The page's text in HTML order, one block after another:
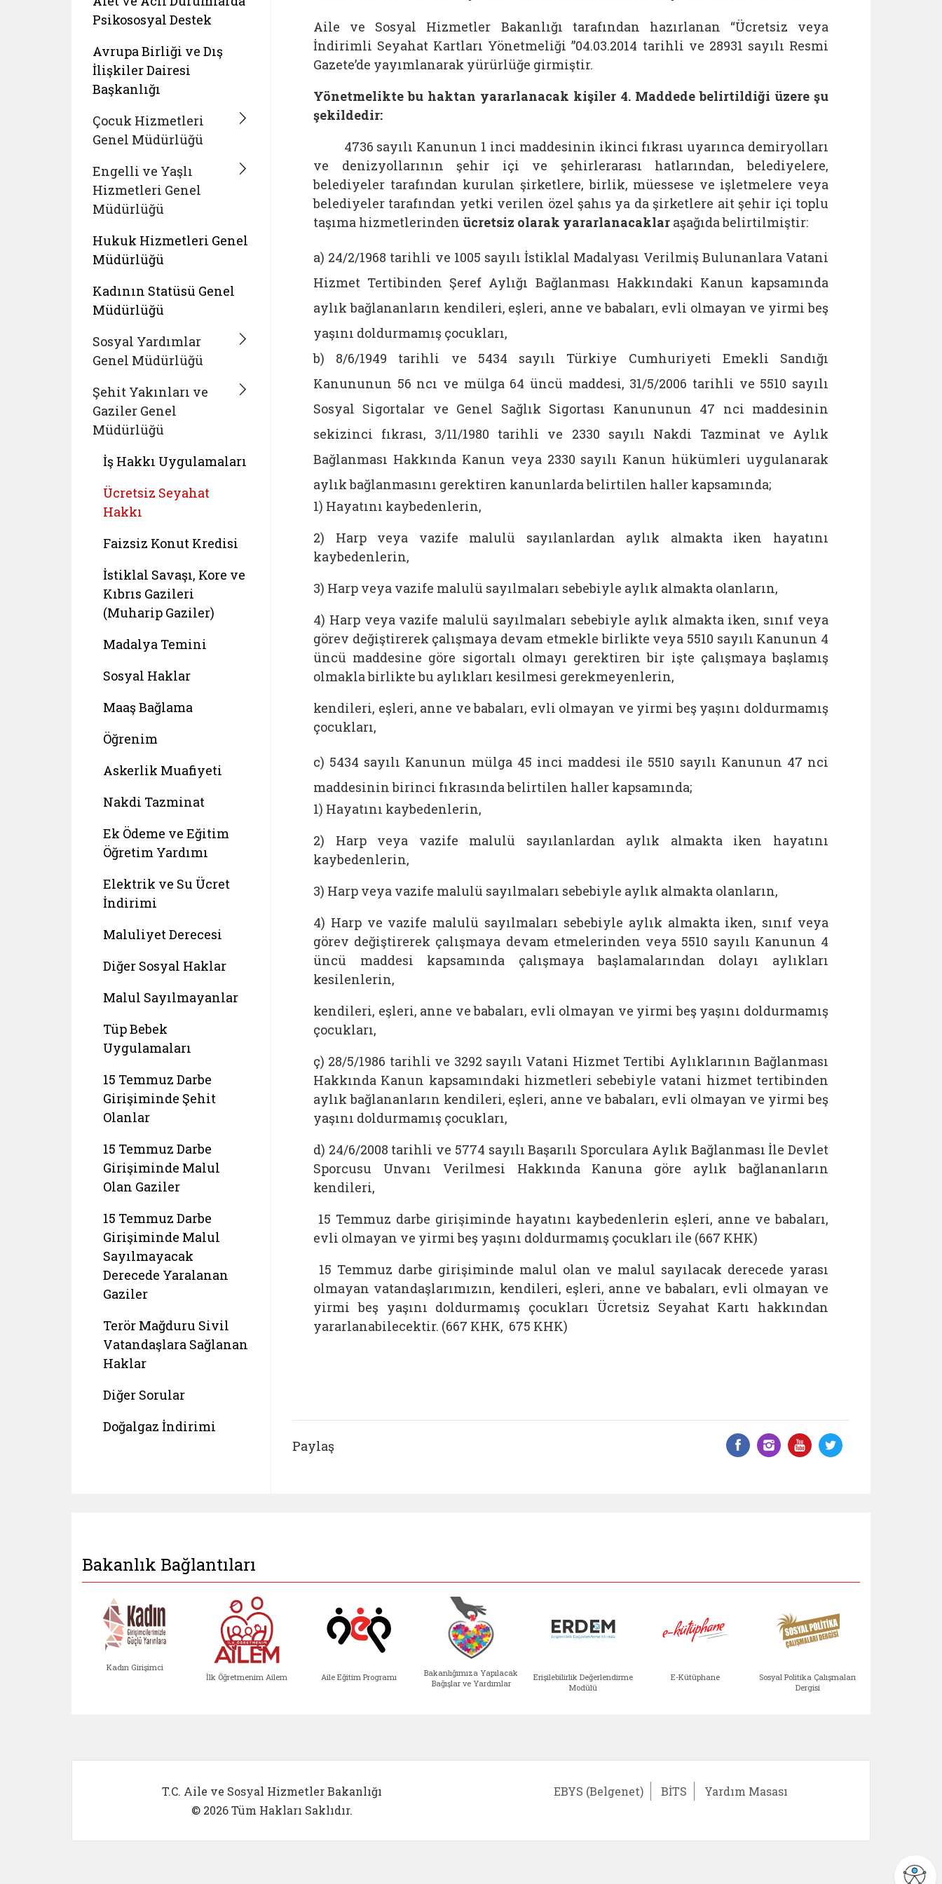
Psikososyal Destek
Avrupa Birliği ve Dış
İlişkiler Dairesi
Başkanlığı
Çocuk Hizmetleri
Genel Müdürlüğü
Engelli ve Yaşlı
Hizmetleri Genel
Müdürlüğü
Hukuk Hizmetleri Genel
Müdürlüğü
Kadının Statüsü Genel
Müdürlüğü
Sosyal Yardımlar
Genel Müdürlüğü
Şehit Yakınları ve
Gaziler Genel
Müdürlüğü
İş Hakkı Uygulamaları
Ücretsiz Seyahat
Hakkı
Faizsiz Konut Kredisi
İstiklal Savaşı, Kore ve
Kıbrıs Gazileri
(Muharip Gaziler)
Madalya Temini
Sosyal Haklar
Maaş Bağlama
Öğrenim
Askerlik Muafiyeti
Nakdi Tazminat
Ek Ödeme ve Eğitim
Öğretim Yardımı
Elektrik ve Su Ücret
İndirimi
Maluliyet Derecesi
Diğer Sosyal Haklar
Malul Sayılmayanlar
Tüp Bebek
Uygulamaları
15 Temmuz Darbe
Girişiminde Şehit
Olanlar
15 Temmuz Darbe
Girişiminde Malul
Olan Gaziler
15 Temmuz Darbe
Girişiminde Malul
Sayılmayacak
Derecede Yaralanan
Gaziler
Terör Mağduru Sivil
Vatandaşlara Sağlanan
Haklar
Diğer Sorular
Doğalgaz İndirimi
Aile ve Sosyal Hizmetler Bakanlığı tarafından hazırlanan “Ücretsiz veya
İndirimli Seyahat Kartları Yönetmeliği ”04.03.2014 tarihli ve 28931 sayılı Resmi
Gazete’de yayımlanarak yürürlüğe girmiştir.
Yönetmelikte bu haktan yararlanacak kişiler 4. Maddede belirtildiği üzere şu
şekildedir:
4736 sayılı Kanunun 1 inci maddesinin ikinci fıkrası uyarınca demiryolları
ve denizyollarının şehir içi ve şehirlerarası hatlarından, belediyelere,
belediyeler tarafından kurulan şirketlere, birlik, müessese ve işletmelere veya
belediyeler tarafından yetki verilen özel şahıs ya da şirketlere ait şehir içi toplu
taşıma hizmetlerinden ücretsiz olarak yararlanacaklar aşağıda belirtilmiştir:
a) 24/2/1968 tarihli ve 1005 sayılı İstiklal Madalyası Verilmiş Bulunanlara Vatani
Hizmet Tertibinden Şeref Aylığı Bağlanması Hakkındaki Kanun kapsamında
aylık bağlananların kendileri, eşleri, anne ve babaları, evli olmayan ve yirmi beş
yaşını doldurmamış çocukları,
b) 8/6/1949 tarihli ve 5434 sayılı Türkiye Cumhuriyeti Emekli Sandığı
Kanununun 56 ncı ve mülga 64 üncü maddesi, 31/5/2006 tarihli ve 5510 sayılı
Sosyal Sigortalar ve Genel Sağlık Sigortası Kanununun 47 nci maddesinin
sekizinci fıkrası, 3/11/1980 tarihli ve 2330 sayılı Nakdi Tazminat ve Aylık
Bağlanması Hakkında Kanun veya 2330 sayılı Kanun hükümleri uygulanarak
aylık bağlanmasını gerektiren kanunlarda belirtilen haller kapsamında;
1) Hayatını kaybedenlerin,
2) Harp veya vazife malulü sayılanlardan aylık almakta iken hayatını
kaybedenlerin,
3) Harp veya vazife malulü sayılmaları sebebiyle aylık almakta olanların,
4) Harp veya vazife malulü sayılmaları sebebiyle aylık almakta iken, sınıf veya
görev değiştirerek çalışmaya devam etmekle birlikte veya 5510 sayılı Kanunun 4
üncü maddesine göre sigortalı olmayı gerektiren bir işte çalışmaya başlamış
olmakla birlikte bu aylıkları kesilmesi gerekmeyenlerin,
kendileri, eşleri, anne ve babaları, evli olmayan ve yirmi beş yaşını doldurmamış
çocukları,
c) 5434 sayılı Kanunun mülga 45 inci maddesi ile 5510 sayılı Kanunun 47 nci
maddesinin birinci fıkrasında belirtilen haller kapsamında;
1) Hayatını kaybedenlerin,
2) Harp veya vazife malulü sayılanlardan aylık almakta iken hayatını
kaybedenlerin,
3) Harp veya vazife malulü sayılmaları sebebiyle aylık almakta olanların,
4) Harp ve vazife malulü sayılmaları sebebiyle aylık almakta iken, sınıf veya
görev değiştirerek çalışmaya devam etmelerinden veya 5510 sayılı Kanunun 4
üncü maddesi kapsamında çalışmaya başlamalarından dolayı aylıkları
kesilenlerin,
kendileri, eşleri, anne ve babaları, evli olmayan ve yirmi beş yaşını doldurmamış
çocukları,
ç) 28/5/1986 tarihli ve 3292 sayılı Vatani Hizmet Tertibi Aylıklarının Bağlanması
Hakkında Kanun kapsamındaki hizmetleri sebebiyle vatani hizmet tertibinden
aylık bağlananların kendileri, eşleri, anne ve babaları, evli olmayan ve yirmi beş
yaşını doldurmamış çocukları,
d) 24/6/2008 tarihli ve 5774 sayılı Başarılı Sporculara Aylık Bağlanması İle Devlet
Sporcusu Unvanı Verilmesi Hakkında Kanuna göre aylık bağlananların
kendileri,
15 Temmuz darbe girişiminde hayatını kaybedenlerin eşleri, anne ve babaları,
evli olmayan ve yirmi beş yaşını doldurmamış çocukları ile (667 KHK)
15 Temmuz darbe girişiminde malul olan ve malul sayılacak derecede yarası
olmayan vatandaşlarımızın, kendileri, eşleri, anne ve babaları, evli olmayan ve
yirmi beş yaşını doldurmamış çocukları Ücretsiz Seyahat Kartı hakkından
yararlanabilecektir. (667 KHK, 675 KHK)
Paylaş Facebook üzerinde paylaş
Instagram'da paylaş
YouTube
Twitter
Bakanlık Bağlantıları
Kadın Girişimci
İlk Öğretmenim Ailem Aile Eğitim Programı
Bakanlığımıza Yapılacak
Bağışlar ve Yardımlar
Erişilebilirlik Değerlendirme
Modülü
E-Kütüphane
Sosyal Politika Çalışmaları
Dergisi
T.C. Aile ve Sosyal Hizmetler Bakanlığı
© 2026 Tüm Hakları Saklıdır.
EBYS (Belgenet) BİTS Yardım Masası